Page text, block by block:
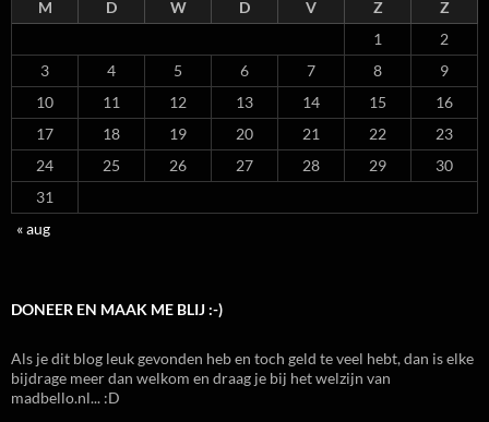
M D W D V Z
Z
1
2
3
4 5 6 7 8
9
10
11 12 13 14 15
16
17
18 19 20 21 22
23
24
25 26 27 28 29
30
31
« aug
DONEER EN MAAK ME BLIJ :-)
Als je dit blog leuk gevonden heb en toch geld te veel hebt, dan is elke
bijdrage meer dan welkom en draag je bij het welzijn van
madbello.nl... :D